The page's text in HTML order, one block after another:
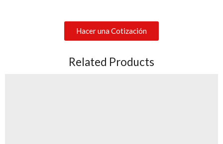
Hacer una Cotización
Related Products